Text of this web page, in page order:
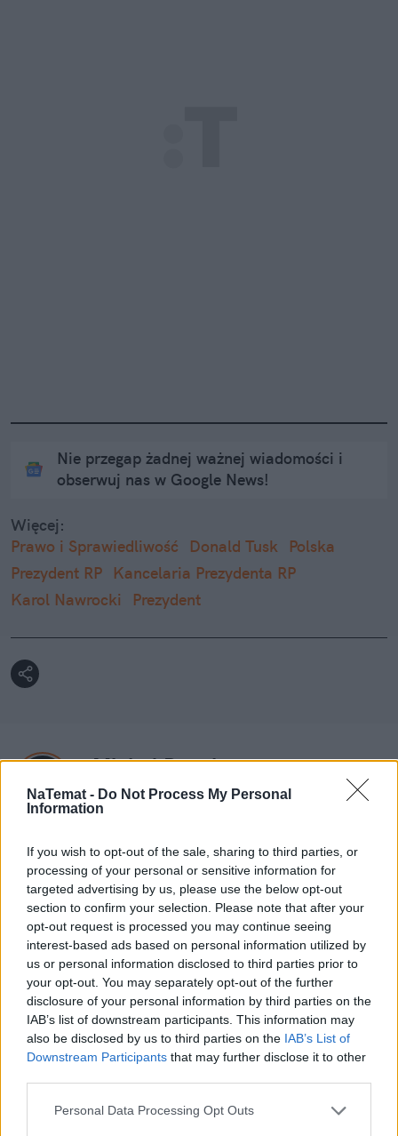
NaTemat - Do Not Process My Personal
Information
If you wish to opt-out of the sale, sharing to third parties, or
processing of your personal or sensitive information for
targeted advertising by us, please use the below opt-out
section to confirm your selection. Please note that after your
opt-out request is processed you may continue seeing
interest-based ads based on personal information utilized by
us or personal information disclosed to third parties prior to
your opt-out. You may separately opt-out of the further
disclosure of your personal information by third parties on the
IAB’s list of downstream participants. This information may
also be disclosed by us to third parties on the IAB’s List of
Downstream Participants that may further disclose it to other
Personal Data Processing Opt Outs
Nie przegap żadnej ważnej wiadomości i
obserwuj nas w Google News!
Więcej:
Prawo i Sprawiedliwość
Donald Tusk
Polska
Prezydent RP
Kancelaria Prezydenta RP
Karol Nawrocki
Prezydent
Michał Panek
Obserwuj
redaktor w naTemat.pl, psycholog
Napisz do mnie:
michal.panek@natemat.pl
Czytaj więcej